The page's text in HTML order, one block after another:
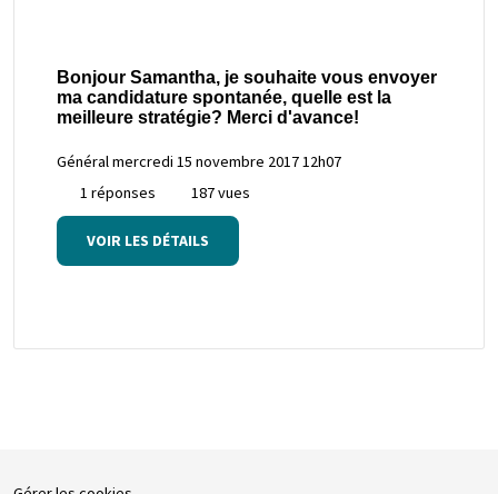
Bonjour Samantha, je souhaite vous envoyer
ma candidature spontanée, quelle est la
meilleure stratégie? Merci d'avance!
Général mercredi 15 novembre 2017 12h07
1 réponses
187 vues
VOIR LES DÉTAILS